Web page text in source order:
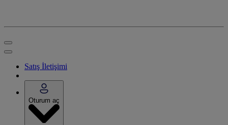
Satış İletişimi
Oturum aç